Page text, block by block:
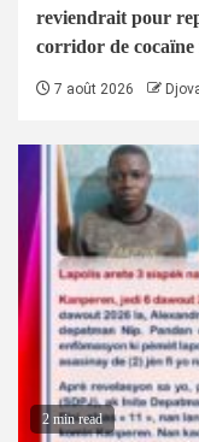
reviendrait pour
corridor de cocaïne
7 août 2026
2 min read